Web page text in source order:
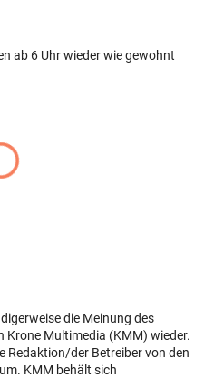
ab 6 Uhr wieder wie gewohnt
die Meinung des
Krone Multimedia (KMM) wieder.
Redaktion/der Betreiber von den
KMM behält sich